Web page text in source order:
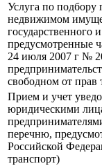
Услуга по
недвижимом
государственного
предусмотренные
24 июля 2007 г №
свободном от прав
Прием и учет
юридическими
перечню,
Российской
транспорт)